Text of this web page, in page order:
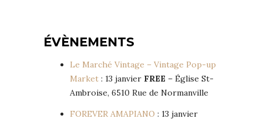
ÉVÈNEMENTS
Le Marché Vintage – Vintage Pop-up
Market : 13 janvier FREE – Église St-
Ambroise, 6510 Rue de Normanville
FOREVER AMAPIANO : 13 janvier